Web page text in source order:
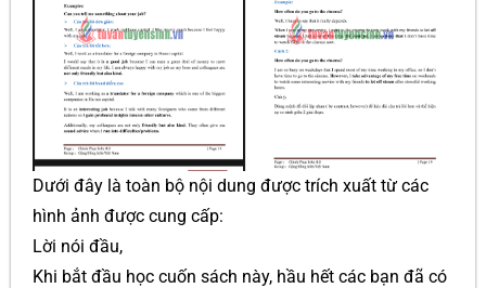
Dưới đây là toàn bộ nội dung được trích xuất từ các
hình ảnh được cung cấp:
Lời nói đầu,
Khi bắt đầu học cuốn sách này, hầu hết các bạn đã có